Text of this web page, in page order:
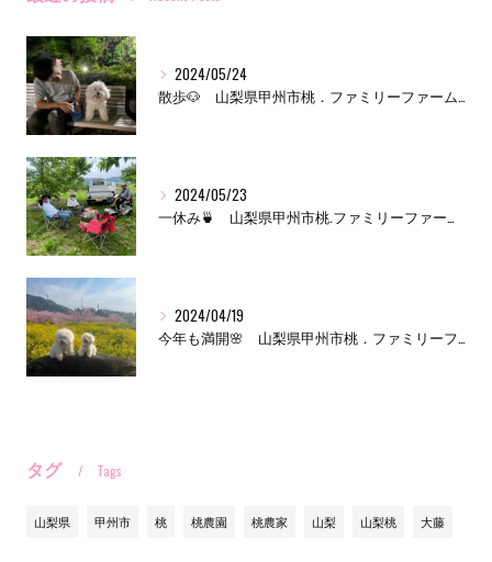
2024/05/24
散歩🐶 山梨県甲州市桃．ファミリーファーム三森
2024/05/23
一休み🍵 山梨県甲州市桃.ファミリーファーム三森
2024/04/19
今年も満開🌸 山梨県甲州市桃．ファミリーファーム三森です。
タグ Tags
山梨県 甲州市 桃 桃農園 桃農家 山梨 山梨桃 大藤